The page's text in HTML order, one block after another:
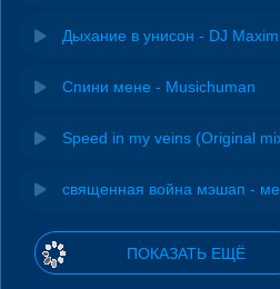
Дыхание в унисон - DJ
Спини мене - Musichuman
Speed in my veins (Original
священная война мэшап -
ПОКАЗАТЬ ЕЩЁ